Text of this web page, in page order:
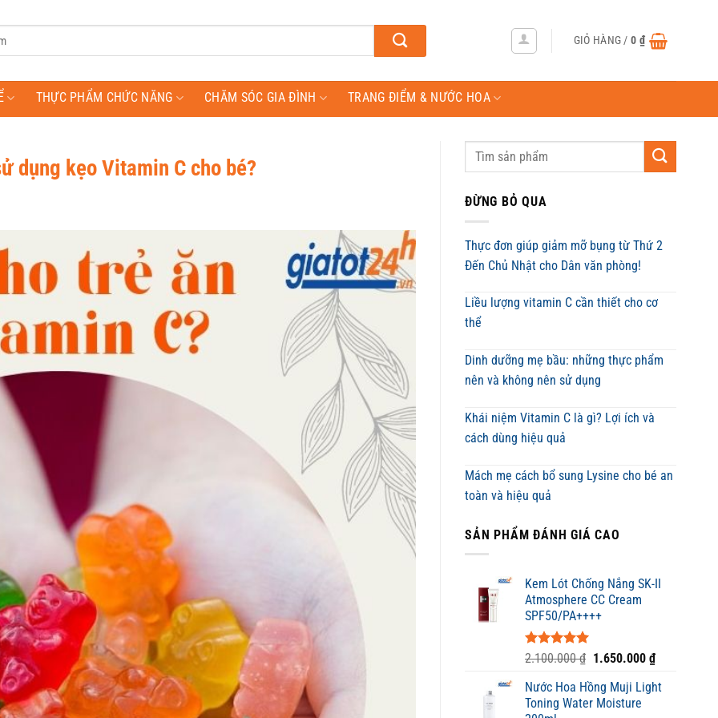
GIỎ HÀNG /0 ₫
THỰC PHẨM CHỨC NĂNG CHĂM SÓC GIA ĐÌNH TRANG ĐIỂM & NƯỚC HOA
dụng kẹo Vitamin C cho bé?
ĐỪNG BỎ QUA
Thực đơn giúp giảm mỡ bụng từ Thứ 2
Đến Chủ Nhật cho Dân văn phòng!
Liều lượng vitamin C cần thiết cho cơ
thể
Dinh dưỡng mẹ bầu: những thực phẩm
nên và không nên sử dụng
Khái niệm Vitamin C là gì? Lợi ích và
cách dùng hiệu quả
Mách mẹ cách bổ sung Lysine cho bé an
toàn và hiệu quả
SẢN PHẨM ĐÁNH GIÁ CAO
Kem Lót Chống Nắng SK-II
Atmosphere CC Cream
SPF50/PA++++
Được xếp
5 sao
2.100.000₫ Giá
là:
2.100.000 ₫.
1.650.000 ₫Giá
tại
Nước Hoa Hồng Muji Light
Toning Water Moisture